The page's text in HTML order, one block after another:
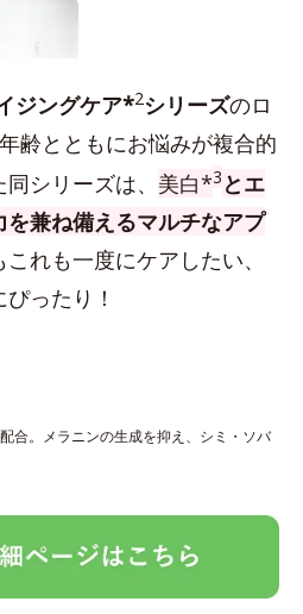
ジングケア*2シリーズのロ
齢とともにお悩みが複合的
シリーズは、 美白*3 とエ
兼ね備えるマルチなアプ
これも一度にケアしたい、
ったり！
合。メラニンの生成を抑え、シミ・ソバ